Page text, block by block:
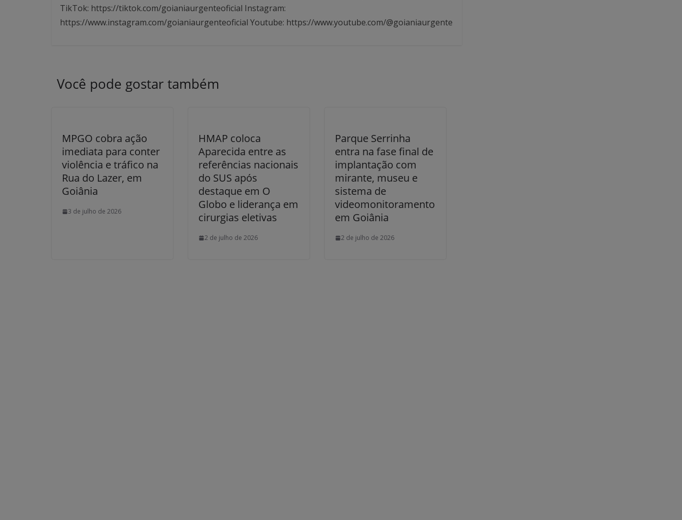
TikTok: https://tiktok.com/goianiaurgenteoficial Instagram:
https://www.instagram.com/goianiaurgenteoficial Youtube: https://www.youtube.com/@goianiaurgente
Você pode gostar também
MPGO cobra ação
imediata para conter
violência e tráfico na
Rua do Lazer, em
Goiânia
3 de julho de 2026
HMAP coloca
Aparecida entre as
referências nacionais
do SUS após
destaque em O
Globo e liderança em
cirurgias eletivas
2 de julho de 2026
Parque Serrinha
entra na fase final de
implantação com
mirante, museu e
sistema de
videomonitoramento
em Goiânia
2 de julho de 2026